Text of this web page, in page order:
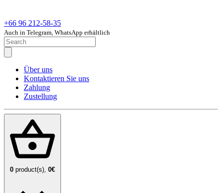
+66 96 212-58-35
Auch in Telegram, WhatsApp erhältlich
Über uns
Kontaktieren Sie uns
Zahlung
Zustellung
0 product(s), 0€